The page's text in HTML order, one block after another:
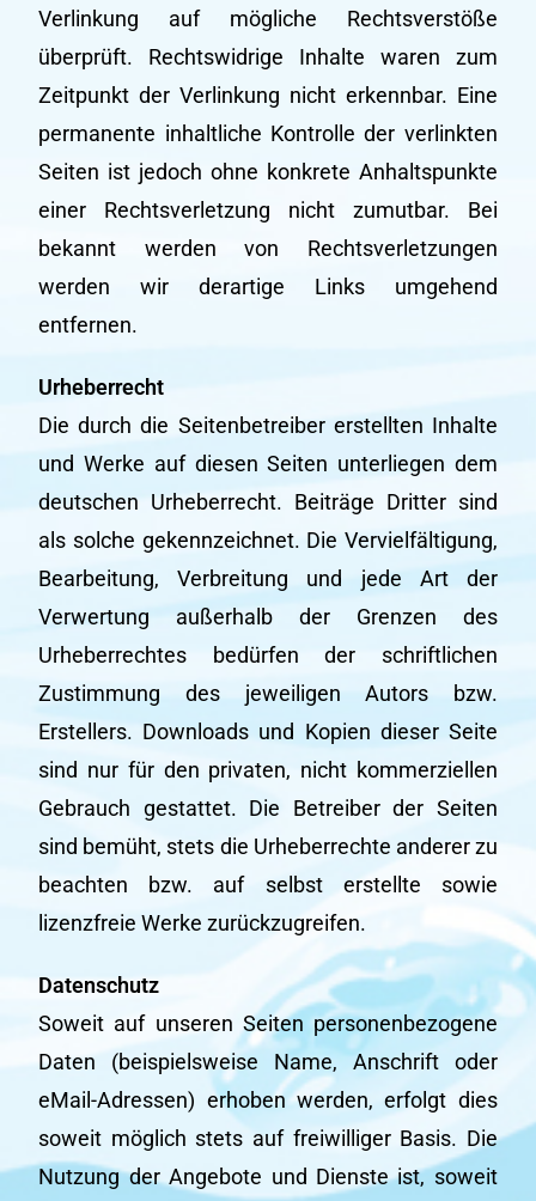
Verlinkung auf mögliche Rechtsverstöße
überprüft. Rechtswidrige Inhalte waren zum
Zeitpunkt der Verlinkung nicht erkennbar. Eine
permanente inhaltliche Kontrolle der verlinkten
Seiten ist jedoch ohne konkrete Anhaltspunkte
einer Rechtsverletzung nicht zumutbar. Bei
bekannt werden von Rechtsverletzungen
werden wir derartige Links umgehend
entfernen.
Urheberrecht
Die durch die Seitenbetreiber erstellten Inhalte
und Werke auf diesen Seiten unterliegen dem
deutschen Urheberrecht. Beiträge Dritter sind
als solche gekennzeichnet. Die Vervielfältigung,
Bearbeitung, Verbreitung und jede Art der
Verwertung außerhalb der Grenzen des
Urheberrechtes bedürfen der schriftlichen
Zustimmung des jeweiligen Autors bzw.
Erstellers. Downloads und Kopien dieser Seite
sind nur für den privaten, nicht kommerziellen
Gebrauch gestattet. Die Betreiber der Seiten
sind bemüht, stets die Urheberrechte anderer zu
beachten bzw. auf selbst erstellte sowie
lizenzfreie Werke zurückzugreifen.
Datenschutz
Soweit auf unseren Seiten personenbezogene
Daten (beispielsweise Name, Anschrift oder
eMail-Adressen) erhoben werden, erfolgt dies
soweit möglich stets auf freiwilliger Basis. Die
Nutzung der Angebote und Dienste ist, soweit